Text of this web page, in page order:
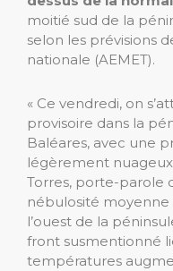
moitié sud de la
selon les prévisions
nationale (AEMET).
« Ce vendredi, on
provisoire dans la
Baléares, avec une
légèrement
Torres, porte-parole
nébulosité
l’ouest de la
front susmentionné
températures